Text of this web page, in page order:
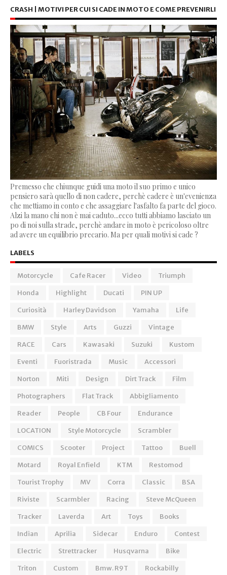
CRASH | MOTIVI PER CUI SI CADE IN MOTO E COME PREVENIRLI
Premesso che chiunque guidi una moto il suo primo e unico
pensiero sarà quello di non cadere, perchè cadere è un'evenienza
che mettiamo in conto e che assaggiare l'asfalto fa parte del gioco.
Alzi la mano chi non è mai caduto...ecco tutti abbiamo lasciato un
po di noi sulla strade, perchè andare in moto è pericoloso oltre
ad avere un equilibrio precario. Ma per quali motivi si cade ?
LABELS
Motorcycle Cafe Racer Video
Triumph
Honda
Highlight Ducati
PIN UP
Curiosità
Harley Davidson Yamaha
Life
BMW
Style Arts Guzzi
Vintage
RACE
Cars Kawasaki Suzuki
Kustom
Eventi
Fuoristrada Music
Accessori
Norton
Miti Design Dirt Track
Film
Photographers
Flat Track
Abbigliamento
Reader
People CB Four
Endurance
LOCATION
Style Motorcycle
Scrambler
COMICS
Scooter Project Tattoo
Buell
Motard
Royal Enfield KTM
Restomod
Tourist Trophy
MV Corra Classic
BSA
Riviste
Scarmbler Racing
Steve McQueen
Tracker
Laverda Art Toys
Books
Indian
Aprilia Sidecar Enduro
Contest
Electric
Strettracker Husqvarna
Bike
Triton
Custom Bmw. R9T Rockabilly